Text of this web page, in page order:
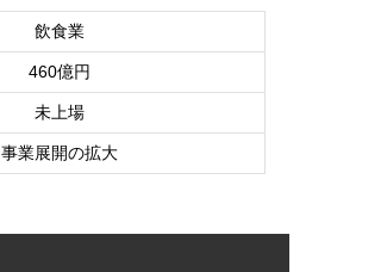
飲食業
460億円
未上場
事業展開の拡大